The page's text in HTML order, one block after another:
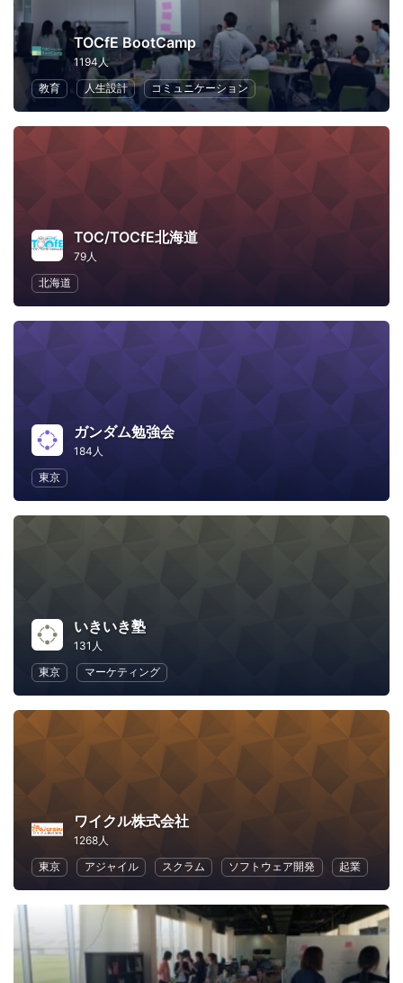
TOCfE BootCamp
1194人
教育
人生設計 コミュニケーション
TOC/TOCfE北海道
79人
北海道
ガンダム勉強会
184人
東京
いきいき塾
131人
東京
マーケティング
ワイクル株式会社
1268人
東京
アジャイル スクラム ソフトウェア開発 起業